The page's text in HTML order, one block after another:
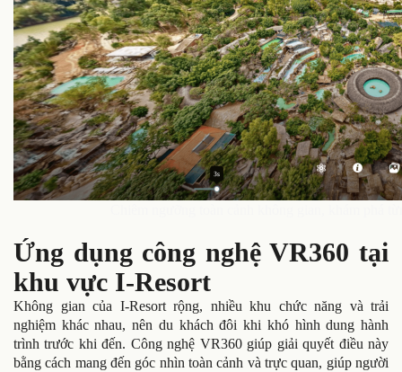
Ứng dụng công nghệ VR360 tại
khu vực I-Resort
Không gian của I-Resort rộng, nhiều khu chức năng và trải
nghiệm khác nhau, nên du khách đôi khi khó hình dung hành
trình trước khi đến. Công nghệ VR360 giúp giải quyết điều này
bằng cách mang đến góc nhìn toàn cảnh và trực quan, giúp người